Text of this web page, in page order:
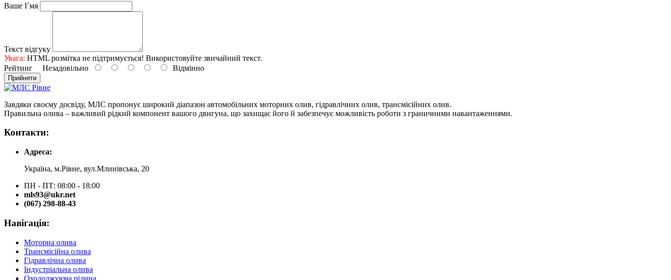
Ваше І`мя
Текст відгуку
Увага: HTML розмітка не підтримується! Використовуйте звичайний текст.
Рейтинг Незадовільно Відмінно
Прийняти
Завдяки своєму досвіду, МЛС пропонує широкий діапазон автомобільних моторних олив, гідравлічних олив, трансмісійних олив.
Правильна олива – важливий рідкий компонент вашого двигуна, що захищає його й забезпечує можливість роботи з граничними навантаженнями.
Контакти:
Адреса:
Україна, м.Рівне, вул.Млинівська, 20
ПН - ПТ: 08:00 - 18:00
mls93@ukr.net
(067) 298-88-43
Навігація:
Моторна олива
Трансмісійна олива
Гідравлічна олива
Індустріальна олива
Охолоджуюча рідина